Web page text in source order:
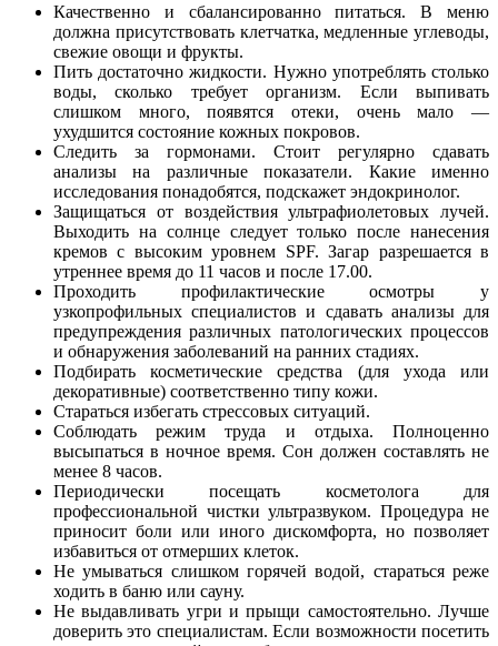
Качественно и сбалансированно питаться. В меню
должна присутствовать клетчатка, медленные углеводы,
свежие овощи и фрукты.
Пить достаточно жидкости. Нужно употреблять столько
воды, сколько требует организм. Если выпивать
слишком много, появятся отеки, очень мало —
ухудшится состояние кожных покровов.
Следить за гормонами. Стоит регулярно сдавать
анализы на различные показатели. Какие именно
исследования понадобятся, подскажет эндокринолог.
Защищаться от воздействия ультрафиолетовых лучей.
Выходить на солнце следует только после нанесения
кремов с высоким уровнем SPF. Загар разрешается в
утреннее время до 11 часов и после 17.00.
Проходить профилактические осмотры у
узкопрофильных специалистов и сдавать анализы для
предупреждения различных патологических процессов
и обнаружения заболеваний на ранних стадиях.
Подбирать косметические средства (для ухода или
декоративные) соответственно типу кожи.
Стараться избегать стрессовых ситуаций.
Соблюдать режим труда и отдыха. Полноценно
высыпаться в ночное время. Сон должен составлять не
менее 8 часов.
Периодически посещать косметолога для
профессиональной чистки ультразвуком. Процедура не
приносит боли или иного дискомфорта, но позволяет
избавиться от отмерших клеток.
Не умываться слишком горячей водой, стараться реже
ходить в баню или сауну.
Не выдавливать угри и прыщи самостоятельно. Лучше
доверить это специалистам. Если возможности посетить